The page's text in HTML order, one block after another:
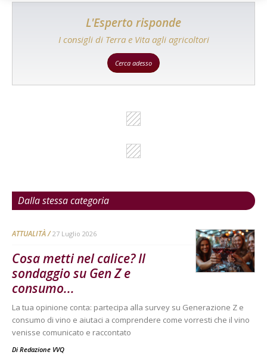
L'Esperto risponde
I consigli di Terra e Vita agli agricoltori
Cerca adesso
Dalla stessa categoria
ATTUALITÀ 27 Luglio 2026
Cosa metti nel calice? Il
sondaggio su Gen Z e
consumo...
La tua opinione conta: partecipa alla survey su Generazione Z e
consumo di vino e aiutaci a comprendere come vorresti che il vino
venisse comunicato e raccontato
Di Redazione VVQ